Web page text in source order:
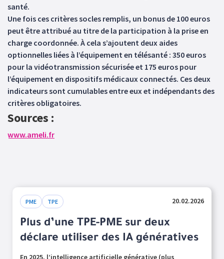
santé.
Une fois ces critères socles remplis, un bonus de 100 euros
peut être attribué au titre de la participation à la prise en
charge coordonnée. À cela s’ajoutent deux aides
optionnelles liées à l’équipement en télésanté : 350 euros
pour la vidéotransmission sécurisée et 175 euros pour
l’équipement en dispositifs médicaux connectés. Ces deux
indicateurs sont cumulables entre eux et indépendants des
critères obligatoires.
Sources :
www.ameli.fr
PME TPE 20.02.2026
Plus d’une TPE-PME sur deux
déclare utiliser des IA génératives
En 2025, l’intelligence artificielle générative (plus